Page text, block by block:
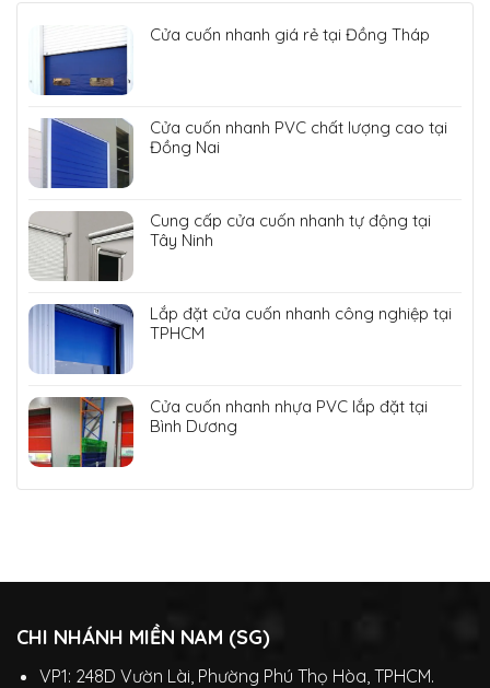
Cửa cuốn nhanh giá rẻ tại Đồng Tháp
Cửa cuốn nhanh PVC chất lượng cao tại
Đồng Nai
Cung cấp cửa cuốn nhanh tự động tại
Tây Ninh
Lắp đặt cửa cuốn nhanh công nghiệp tại
TPHCM
Cửa cuốn nhanh nhựa PVC lắp đặt tại
Bình Dương
CHI NHÁNH MIỀN NAM (SG)
VP1: 248D Vườn Lài, Phường Phú Thọ Hòa, TPHCM.